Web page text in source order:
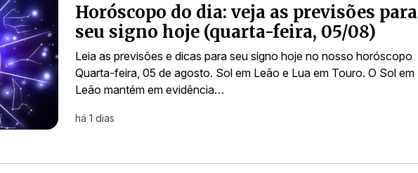
Horóscopo do dia: veja as previsões para
seu signo hoje (quarta-feira, 05/08)
Leia as previsões e dicas para seu signo hoje no nosso horóscopo
Quarta-feira, 05 de agosto. Sol em Leão e Lua em Touro. O Sol em
Leão mantém em evidência…
há 1 dias